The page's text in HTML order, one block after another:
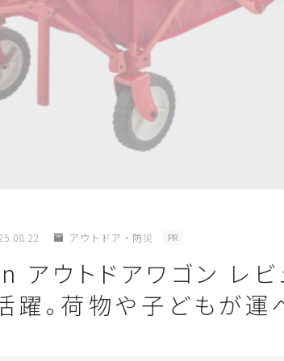
スマートホーム
SwitchBot
スマートスピーカー
スマートホーム化
スマート家電
アウトドア・防災
キッズ携帯・スマホ
動画配信
アウトドア・防災 PR
アウトドアワゴン レビ
。荷物や子どもが運